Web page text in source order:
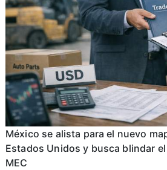
México se alista para el nuevo
Estados Unidos y busca blindar
MEC